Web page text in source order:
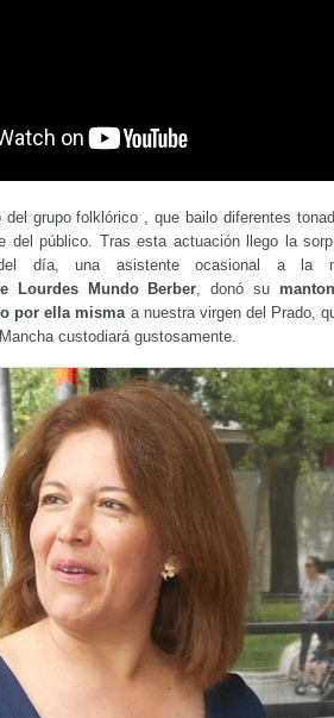
del grupo folklórico , que bailo diferentes
del público. Tras esta actuación llego la
día, una asistente ocasional a la
Lourdes Mundo Berber, donó su
por ella mismaa nuestra virgen del Prado,
custodiará gustosamente.